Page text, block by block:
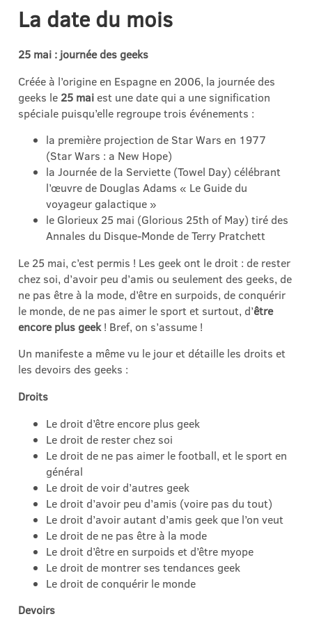
La date du mois
25 mai : journée des geeks
Créée à l’origine en Espagne en 2006, la journée des
geeks le 25 mai est une date qui a une signification
spéciale puisqu’elle regroupe trois événements :
la première projection de Star Wars en 1977
(Star Wars : a New Hope)
la Journée de la Serviette (Towel Day) célébrant
l’œuvre de Douglas Adams « Le Guide du
voyageur galactique »
le Glorieux 25 mai (Glorious 25th of May) tiré des
Annales du Disque-Monde de Terry Pratchett
Le 25 mai, c’est permis ! Les geek ont le droit : de rester
chez soi, d’avoir peu d’amis ou seulement des geeks, de
ne pas être à la mode, d’être en surpoids, de conquérir
le monde, de ne pas aimer le sport et surtout, d’être
encore plus geek! Bref, on s’assume !
Un manifeste a même vu le jour et détaille les droits et
les devoirs des geeks :
Droits
Le droit d’être encore plus geek
Le droit de rester chez soi
Le droit de ne pas aimer le football, et le sport en
général
Le droit de voir d’autres geek
Le droit d’avoir peu d’amis (voire pas du tout)
Le droit d’avoir autant d’amis geek que l’on veut
Le droit de ne pas être à la mode
Le droit d’être en surpoids et d’être myope
Le droit de montrer ses tendances geek
Le droit de conquérir le monde
Devoirs